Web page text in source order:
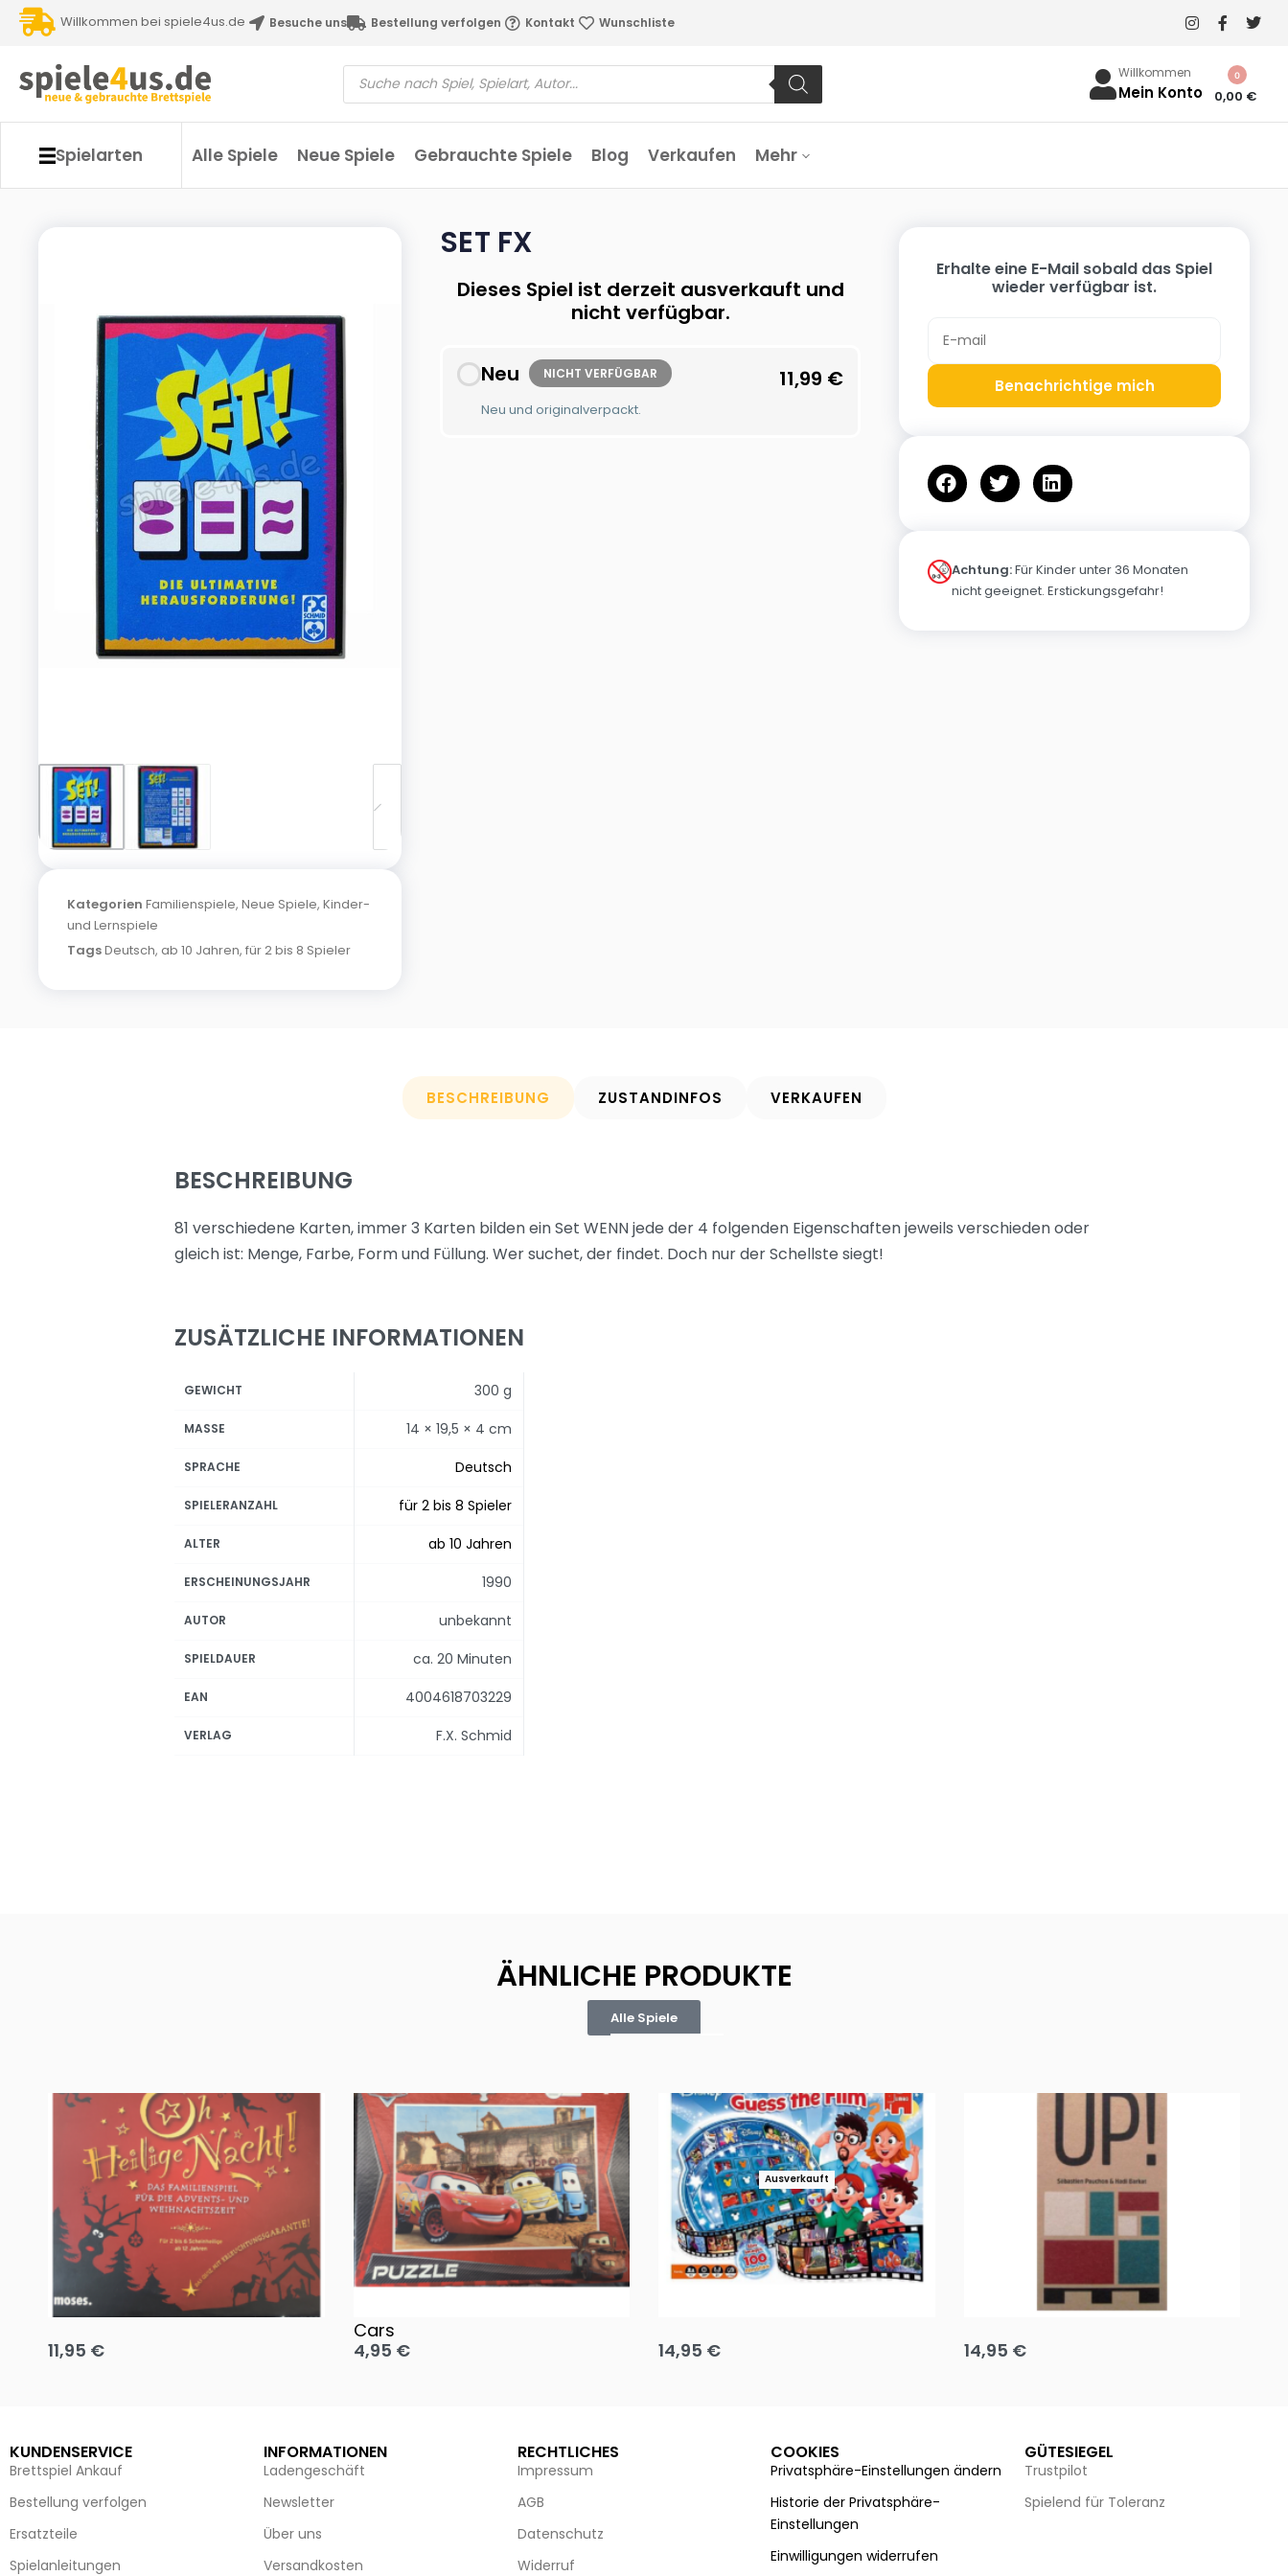
Willkommen bei spiele4us.de Besuche uns Bestellung verfolgen Kontakt Wunschliste
Willkommen
Mein Konto 0,00 €
0
Spielarten Alle Spiele Neue Spiele Gebrauchte Spiele Blog Verkaufen Mehr
Kategorien Familienspiele, Neue Spiele, Kinder-
und Lernspiele
TagsDeutsch, ab 10 Jahren, für 2 bis 8 Spieler
SET FX
Dieses Spiel ist derzeit ausverkauft und
nicht verfügbar.
Neu NICHT VERFÜGBAR
Neu und originalverpackt.
11,99 €
Erhalte eine E-Mail sobald das Spiel
wieder verfügbar ist.
Benachrichtige mich
Achtung:Für Kinder unter 36 Monaten
nicht geeignet. Erstickungsgefahr!
BESCHREIBUNG ZUSTANDINFOS VERKAUFEN
BESCHREIBUNG
81 verschiedene Karten, immer 3 Karten bilden ein Set WENN jede der 4 folgenden Eigenschaften jeweils verschieden oder
gleich ist: Menge, Farbe, Form und Füllung. Wer suchet, der findet. Doch nur der Schellste siegt!
ZUSÄTZLICHE INFORMATIONEN
GEWICHT 300 g
MASSE 14 × 19,5 × 4 cm
SPRACHE Deutsch
SPIELERANZAHL für 2 bis 8 Spieler
ALTER ab 10 Jahren
ERSCHEINUNGSJAHR 1990
AUTOR unbekannt
SPIELDAUER ca. 20 Minuten
EAN 4004618703229
VERLAG F.X. Schmid
ÄHNLICHE PRODUKTE
Alle Spiele
Oh, heilige Nacht!
11,95 €
Cars
4,95 €
Ausverkauft
14,95 €
Team up
14,95 €
KUNDENSERVICE
Brettspiel Ankauf
Bestellung verfolgen
Ersatzteile
Spielanleitungen
INFORMATIONEN
Ladengeschäft
Newsletter
Über uns
Versandkosten
RECHTLICHES
Impressum
AGB
Datenschutz
Widerruf
COOKIES
Privatsphäre-Einstellungen ändern
Historie der Privatsphäre-
Einstellungen
Einwilligungen widerrufen
GÜTESIEGEL
Trustpilot
Spielend für Toleranz